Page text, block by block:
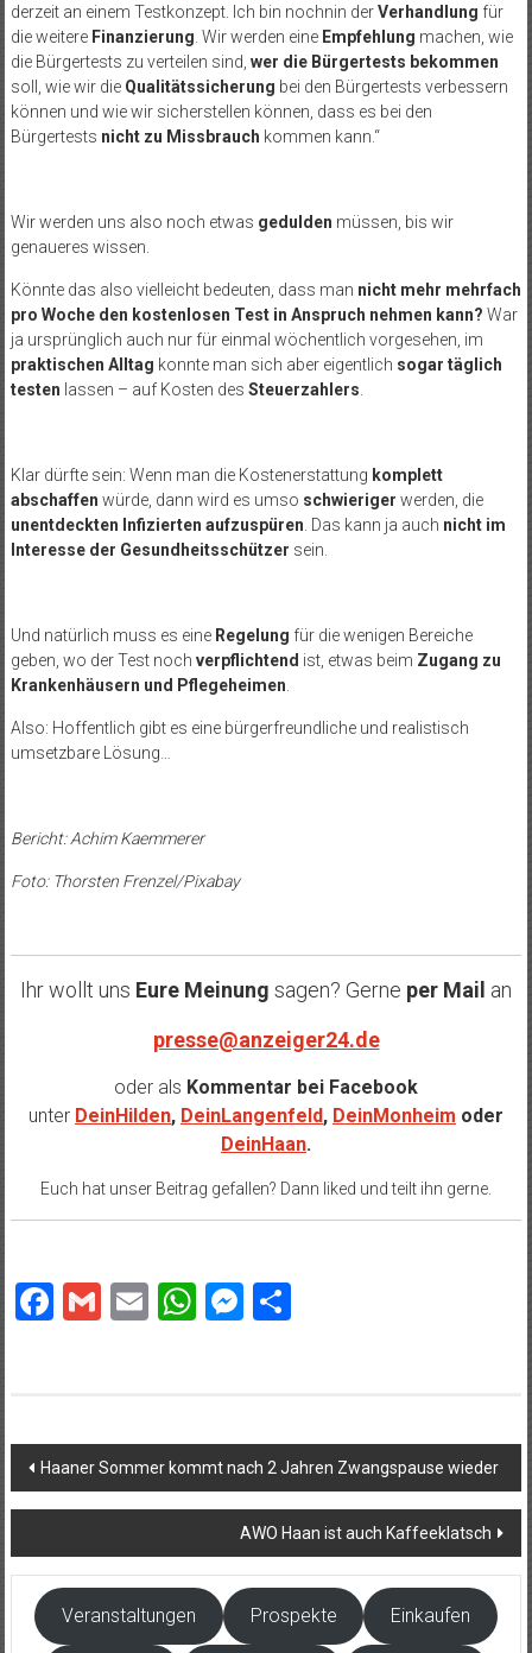
derzeit an einem Testkonzept. Ich bin nochnin derVerhandlung für
die weitere Finanzierung . Wir werden eine Empfehlung machen, wie
die Bürgertests zu verteilen sind, wer die Bürgertests bekommen
soll, wie wir die Qualitätssicherung bei den Bürgertests verbessern
können und wie wir sicherstellen können, dass es bei den
Bürgertests nicht zu Missbrauch kommen kann.“
Wir werden uns also noch etwas gedulden müssen, bis wir
genaueres wissen.
Könnte das also vielleicht bedeuten, dass man nicht mehr mehrfach
pro Woche den kostenlosen Test in Anspruch nehmen kann? War
ja ursprünglich auch nur für einmal wöchentlich vorgesehen, im
praktischen Alltag konnte man sich aber eigentlich sogar täglich
testen lassen – auf Kosten des Steuerzahlers
Klar dürfte sein: Wenn man die Kostenerstattung komplett
abschaffen würde, dann wird es umso schwieriger werden, die
unentdeckten Infizierten aufzuspüren . Das kann ja auch nicht im
Interesse der Gesundheitsschützer sein.
Und natürlich muss es eine Regelung für die wenigen Bereiche
geben, wo der Test noch verpflichtend ist, etwas beim Zugang zu
Krankenhäusern und Pflegeheimen
Also: Hoffentlich gibt es eine bürgerfreundliche und realistisch
umsetzbare Lösung…
Bericht: Achim Kaemmerer
Foto: Thorsten Frenzel/Pixabay
Ihr wollt uns Eure Meinung sagen? Gerne per Mail an
presse@anzeiger24.de
oder als Kommentar bei Facebook
unter DeinHilden, DeinLangenfeld, DeinMonheim oder
DeinHaan.
Euch hat unser Beitrag gefallen? Dann liked und teilt ihn gerne.
Facebook
Gmail
EmailWhatsApp
Messenger
Teilen
Beitragsnavigation
Haaner Sommer kommt nach 2 Jahren Zwangspause wieder
AWO Haan ist auch Kaffeeklatsch
Veranstaltungen Prospekte Einkaufen